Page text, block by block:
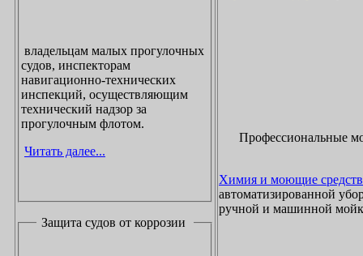
владельцам малых прогулочных
судов, инспекторам
навигационно-технических
инспекций, осуществляющим
технический надзор за
прогулочным флотом.
Читать далее...
Защита судов от коррозии
Профессиональные
Химия и моющие
автоматизированной
ручной и машинной